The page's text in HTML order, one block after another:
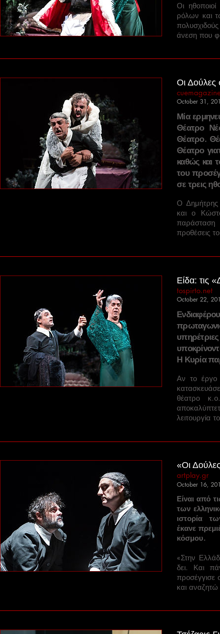
Οι
ρόλων και
άνεση που
Οι Δούλες
October 31,
Μία
Θέατρο
Θέατρο.
Θέατρο
καθώς και
του
σε τρεις
Ο Δημήτρης
και ο
παράσταση
προθέσεις
Είδα: τις
tospirto.net
October 22,
Η Κυρία
Αν το
θέατρο
λειτουργία
«Οι
artplay.gr
October 16,
Είναι από
των
ιστορία
έκανε
κόσμου.
«Στην
δει. Και
προσέγγισε
και